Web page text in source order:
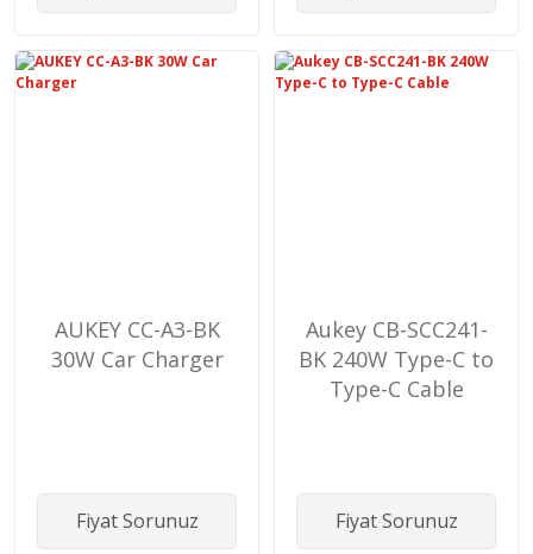
AUKEY CC-A3-BK
30W Car Charger
Fiyat Sorunuz
Aukey CB-SCC241-
BK 240W Type-C to
Type-C Cable
Fiyat Sorunuz